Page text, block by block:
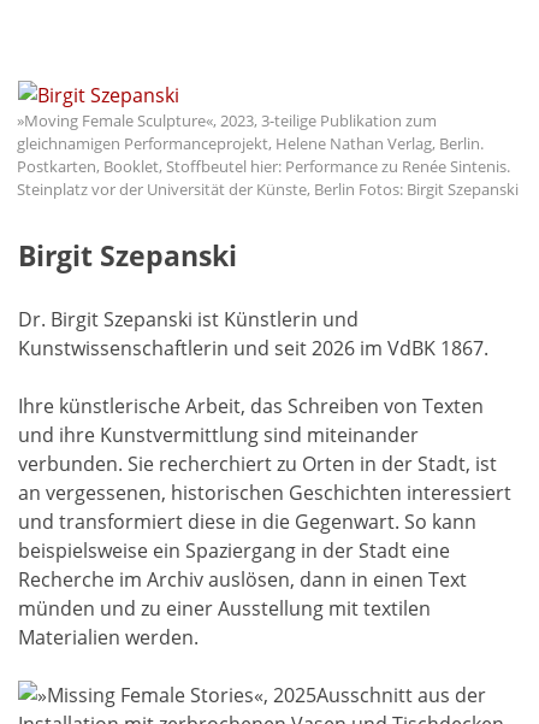
»Moving Female Sculpture«, 2023, 3-teilige Publikation zum
gleichnamigen Performanceprojekt, Helene Nathan Verlag, Berlin.
Postkarten, Booklet, Stoffbeutel hier: Performance zu Renée Sintenis.
Steinplatz vor der Universität der Künste, Berlin Fotos: Birgit Szepanski
Birgit Szepanski
Dr. Birgit Szepanski ist Künstlerin und
Kunstwissenschaftlerin und seit 2026 im VdBK 1867.
Ihre künstlerische Arbeit, das Schreiben von Texten
und ihre Kunstvermittlung sind miteinander
verbunden. Sie recherchiert zu Orten in der Stadt, ist
an vergessenen, historischen Geschichten interessiert
und transformiert diese in die Gegenwart. So kann
beispielsweise ein Spaziergang in der Stadt eine
Recherche im Archiv auslösen, dann in einen Text
münden und zu einer Ausstellung mit textilen
Materialien werden.